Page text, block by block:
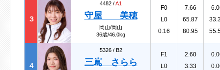
３
4482 /A1
守屋 美穂
岡山/岡山
36歳/46.0kg
F0
L0
0.16
7.66
65.87
80.95
４
5326 / B2
三嶌 さらら
F1
L0
2.60
3.33